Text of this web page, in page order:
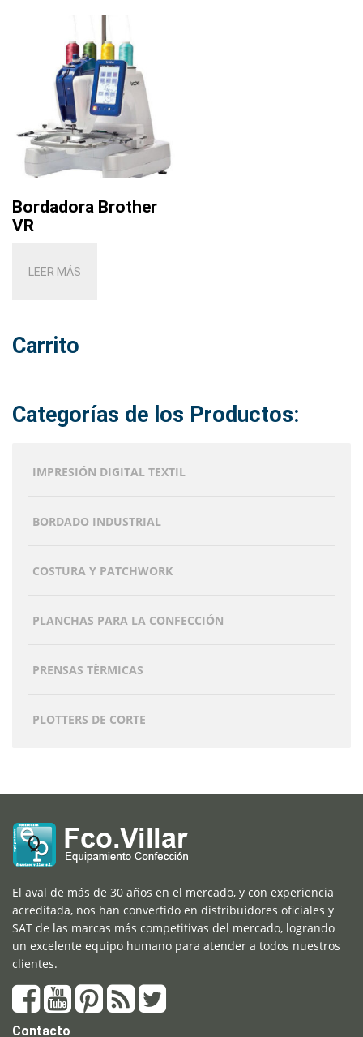
Bordadora Brother
VR
LEER MÁS
Carrito
Categorías de los Productos:
IMPRESIÓN DIGITAL TEXTIL
BORDADO INDUSTRIAL
COSTURA Y PATCHWORK
PLANCHAS PARA LA CONFECCIÓN
PRENSAS TÈRMICAS
PLOTTERS DE CORTE
El aval de más de 30 años en el mercado, y con experiencia
acreditada, nos han convertido en distribuidores oficiales y
SAT de las marcas más competitivas del mercado, logrando
un excelente equipo humano para atender a todos nuestros
clientes.
Contacto